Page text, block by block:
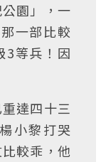
園」，一
一部比較
3等兵！因
達四十三
小黎打哭
較乖，他